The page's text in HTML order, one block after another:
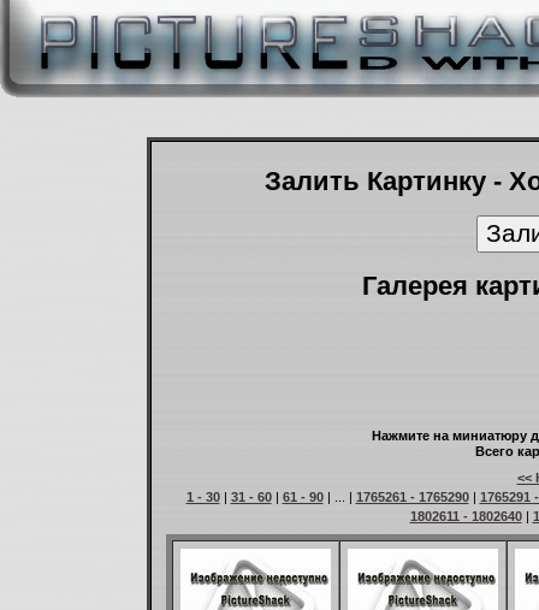
Залить Картинку -
Галерея
Нажмите на миниатюру
Всего
<<
1 - 30| 31 - 60| 61 - 90| ... | 1765261 - 1765290| 1765291
1802611 - 1802640|